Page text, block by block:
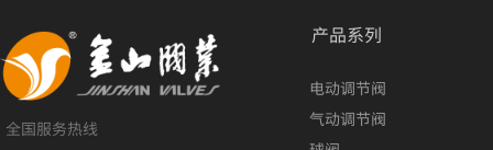
全国服务热线
产品系列
电动调节阀
气动调节阀